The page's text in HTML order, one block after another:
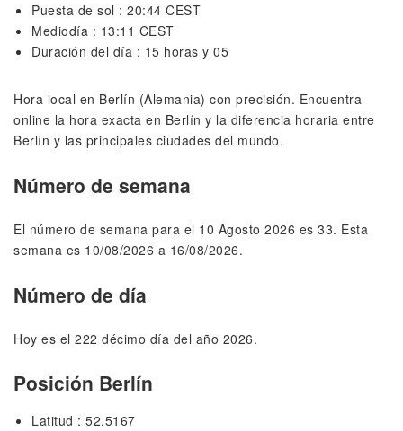
Puesta de sol : 20:44 CEST
Mediodía : 13:11 CEST
Duración del día : 15 horas y 05
Hora local en Berlín (Alemania) con precisión. Encuentra
online la hora exacta en Berlín y la diferencia horaria entre
Berlín y las principales ciudades del mundo.
Número de semana
El número de semana para el 10 Agosto 2026 es 33. Esta
semana es 10/08/2026 a 16/08/2026.
Número de día
Hoy es el 222 décimo día del año 2026.
Posición Berlín
Latitud : 52.5167